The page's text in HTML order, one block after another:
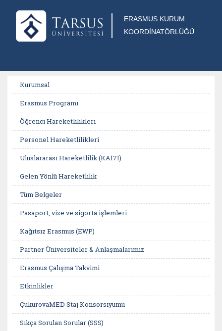
ERASMUS KURUM
KOORDİNATÖRLÜĞÜ
Kurumsal
Erasmus Programı
Öğrenci Hareketlilikleri
Personel Hareketlilikleri
Uluslararası Hareketlilik (KA171)
Gelen Yönlü Hareketlilik
Tüm Belgeler
Pasaport, vize ve sigorta işlemleri
Kağıtsız Erasmus (EWP)
Partner Üniversiteler & Anlaşmalarımız
Erasmus Çalışma Takvimi
Etkinlikler
ÇukurovaMED Staj Konsorsiyumu
Sıkça Sorulan Sorular (SSS)